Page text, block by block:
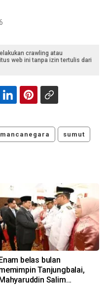
crawling atau
web ini tanpa izin tertulis dari
mancanegara sumut
Enam belas bulan
Tanjungbalai,
Mahyaruddin Salim